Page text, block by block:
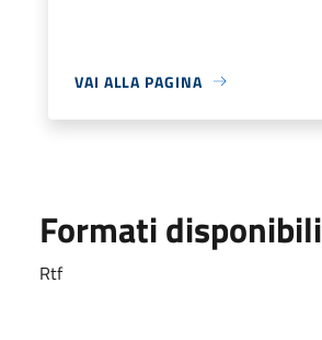
VAI ALLA PAGINA
Formati disponibili
Rtf